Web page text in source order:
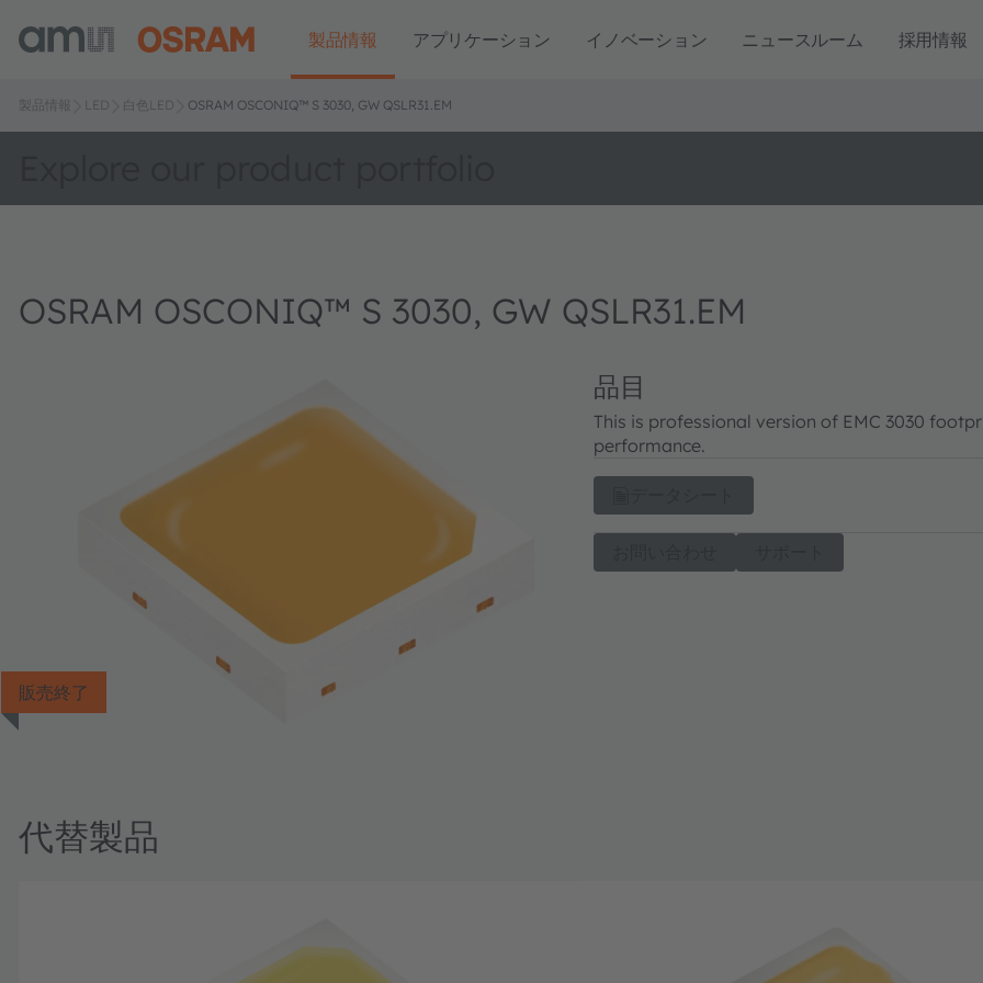
製品情報 アプリケーション イノベーション ニュースルーム 採用情報
製品情報 LED 白色LED OSRAM OSCONIQ™ S 3030, GW QSLR31.EM
OSRAM OSCONIQ™ S 3030, GW QSLR31.EM
販売終了
品目
This is professional version of EMC 3030
performance.
代替製品